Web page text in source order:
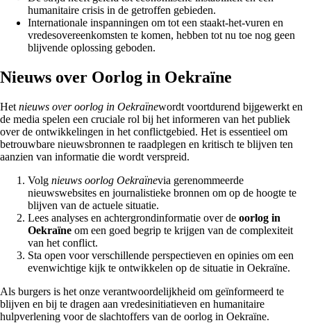
humanitaire crisis in de getroffen gebieden.
Internationale inspanningen om tot een staakt-het-vuren en
vredesovereenkomsten te komen, hebben tot nu toe nog geen
blijvende oplossing geboden.
Nieuws over Oorlog in Oekraïne
Het nieuws over oorlog in Oekraïnewordt voortdurend bijgewerkt en
de media spelen een cruciale rol bij het informeren van het publiek
over de ontwikkelingen in het conflictgebied. Het is essentieel om
betrouwbare nieuwsbronnen te raadplegen en kritisch te blijven ten
aanzien van informatie die wordt verspreid.
Volg nieuws oorlog Oekraïnevia gerenommeerde
nieuwswebsites en journalistieke bronnen om op de hoogte te
blijven van de actuele situatie.
Lees analyses en achtergrondinformatie over de oorlog in
Oekraïne om een goed begrip te krijgen van de complexiteit
van het conflict.
Sta open voor verschillende perspectieven en opinies om een
evenwichtige kijk te ontwikkelen op de situatie in Oekraïne.
Als burgers is het onze verantwoordelijkheid om geïnformeerd te
blijven en bij te dragen aan vredesinitiatieven en humanitaire
hulpverlening voor de slachtoffers van de oorlog in Oekraïne.